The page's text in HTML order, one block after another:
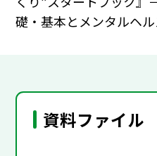
礎・基本とメンタルヘル
資料ファイル